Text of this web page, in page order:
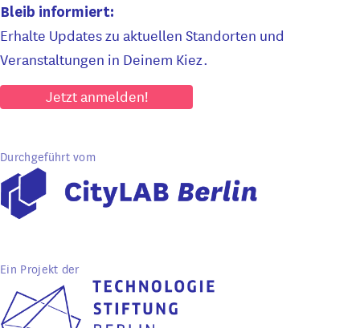
Bleib informiert:
Erhalte Updates zu aktuellen Standorten und
Veranstaltungen in Deinem Kiez.
Jetzt anmelden!
Durchgeführt vom
Ein Projekt der